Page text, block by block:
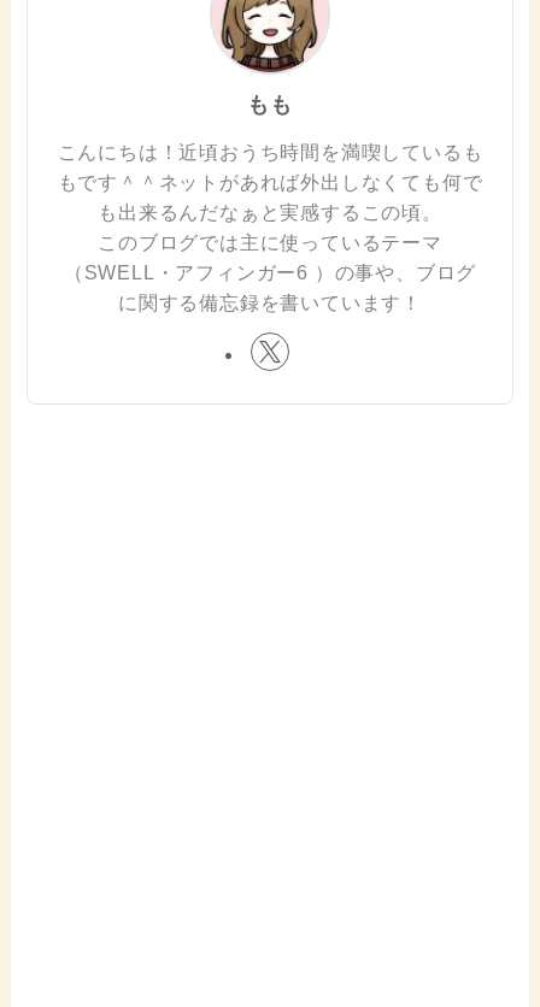
もも
こんにちは！近頃おうち時間を満喫しているも
もです＾＾ネットがあれば外出しなくても何で
も出来るんだなぁと実感するこの頃。
このブログでは主に使っているテーマ
（SWELL・アフィンガー6 ）の事や、ブログ
に関する備忘録を書いています！